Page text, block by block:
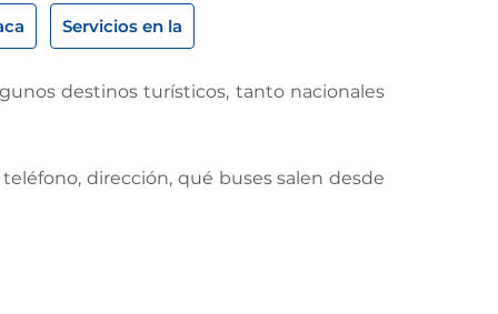
Servicios en la
destinos turísticos, tanto nacionales
dirección, qué buses salen desde